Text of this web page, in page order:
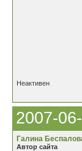
Неактивен
2007-
Галина
Автор сайта